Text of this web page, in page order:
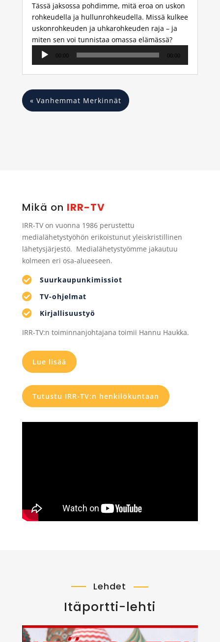
Tässä jaksossa pohdimme, mitä eroa on uskon
rohkeudella ja hullunrohkeudella. Missä kulkee
uskonrohkeuden ja uhkarohkeuden raja – ja
miten sen voi tunnistaa omassa elämässä?
Äänitoistin
00:00 00:00
« Vanhemmat Merkinnät
Mikä on IRR-TV
IRR-TV on vuonna 1986 perustettu
medialähetystyöhön erikoistunut yleiskristillinen
lähetysjärjestö. Medialähetystyömme jakautuu
kolmeen eri osa-alueeseen.
 Suurkaupunkimissiot
 TV-ohjelmat
 Kirjallisuustyö
IRR-TV:n toiminnanjohtajana toimii Hannu Haukka.
Lue lisää
Tutustu IRR-TV:n henkilökuntaan
Lehdet
Itäportti-lehti